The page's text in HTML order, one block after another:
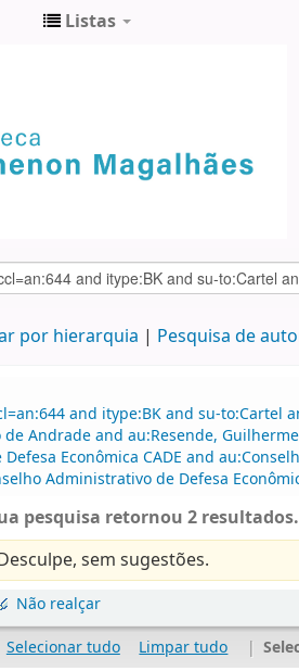
Listas
por hierarquia Pesquisa de
and itype:BK and su-
Andrade and au:Resende,
Econômica CADE and
Administrativo de Defesa
pesquisa retornou 2 resultados.
sem sugestões.
Não realçar
Selecionar tudo
Limpar tudo |